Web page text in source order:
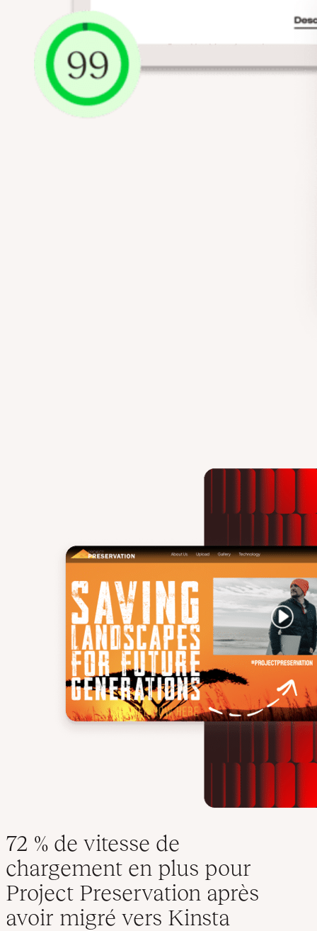
72 % de vitesse de
chargement en plus pour
Project Preservation après
avoir migré vers Kinsta